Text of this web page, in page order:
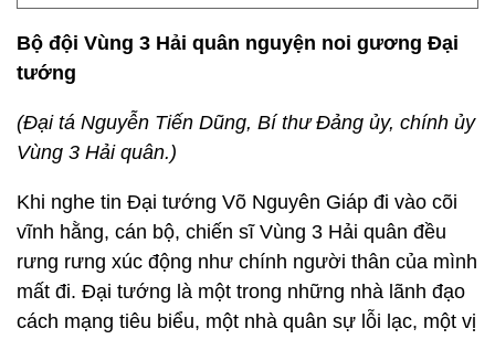
Bộ đội Vùng 3 Hải quân nguyện noi gương Đại
tướng
(Đại tá Nguyễn Tiến Dũng, Bí thư Đảng ủy, chính ủy
Vùng 3 Hải quân.)
Khi nghe tin Đại tướng Võ Nguyên Giáp đi vào cõi
vĩnh hằng, cán bộ, chiến sĩ Vùng 3 Hải quân đều
rưng rưng xúc động như chính người thân của mình
mất đi. Đại tướng là một trong những nhà lãnh đạo
cách mạng tiêu biểu, một nhà quân sự lỗi lạc, một vị